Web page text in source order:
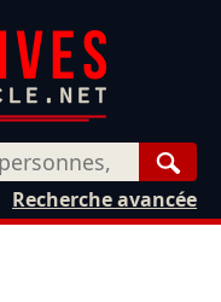
Recherche avancée